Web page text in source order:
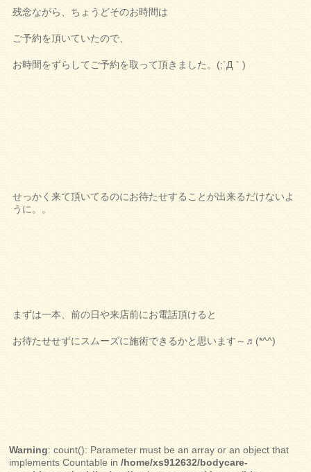
残念ながら、ちょうどそのお時間は
ご予約を頂いていたので、
お時間をずらしてご予約を取って頂きました。(;´Д｀)
せっかく来て頂いてるのにお待たせすることが出来るだけないよ
うに。。
まずは一本、前の日や来店前にお電話頂けると
お待たせせずにスムーズに施術できるかと思います～♬(*^^)
Warning: count(): Parameter must be an array or an object that
implements Countable in/home/xs912632/bodycare-